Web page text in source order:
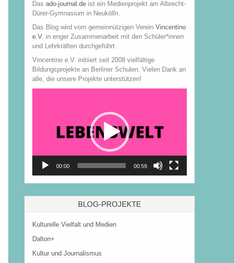
Das ado-journal.de ist ein Medienprojekt am Albrecht-
Dürer-Gymnasium in Neukölln.
Das Blog wird vom gemeinnützigen Verein Vincentino
e.V. in enger Zusammenarbeit mit den Schüler*innen
und Lehrkräften durchgeführt.
Vincentino e.V. initiiert seit 2008 vielfältige
Bildungsprojekte an Berliner Schulen. Vielen Dank an
alle, die unsere Projekte unterstützen!
00:00 00:59
BLOG-PROJEKTE
Kulturelle Vielfalt und Medien
Dalton+
Kultur und Journalismus